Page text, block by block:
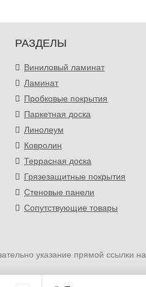
РАЗДЕЛЫ
Виниловый ламинат
Ламинат
Пробковые покрытия
Паркетная доска
Линолеум
Ковролин
Террасная доска
Грязезащитные покрытия
Стеновые панели
Сопутствующие товары
указание прямой ссылки на